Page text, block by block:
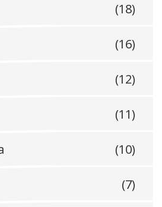
(18)
(16)
(12)
(11)
(10)
(7)